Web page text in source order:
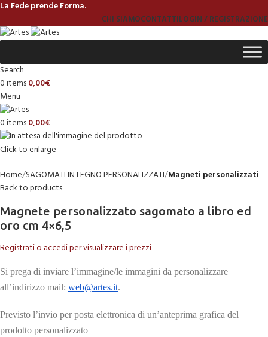
La Fede prende Forma.
CHI SIAMOCONTATTILOGIN / REGISTRAZIONE
Search
0items0,00€
Menu
0items0,00€
Click to enlarge
Home SAGOMATI IN LEGNO PERSONALIZZATI Magneti personalizzati
Back to products
Magnete personalizzato sagomato a libro ed
oro cm 4×6,5
Registrati o accedi per visualizzare i prezzi
Si prega di inviare l’immagine/le immagini da personalizzare
all’indirizzo mail: web@artes.it.
Previsto l’invio per posta elettronica di un’anteprima grafica del
prodotto personalizzato